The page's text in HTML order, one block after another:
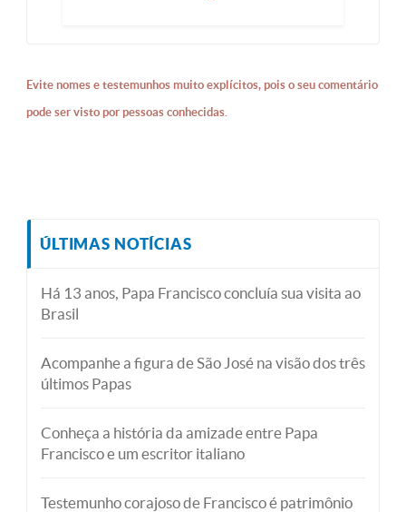
Evite nomes e testemunhos muito explícitos, pois o seu comentário
pode ser visto por pessoas conhecidas.
ÚLTIMAS NOTÍCIAS
Há 13 anos, Papa Francisco concluía sua visita ao
Brasil
Acompanhe a figura de São José na visão dos três
últimos Papas
Conheça a história da amizade entre Papa
Francisco e um escritor italiano
Testemunho corajoso de Francisco é patrimônio